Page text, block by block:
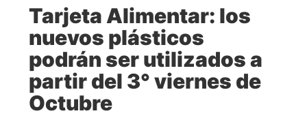
Tarjeta Alimentar: los
nuevos plásticos
podrán ser utilizados a
partir del 3° viernes de
Octubre